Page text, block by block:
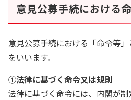
意見公募手続における
意見公募手続における「命令等
をいいます。
①法律に基づく命令又は規則
法律に基づく命令には、内閣が